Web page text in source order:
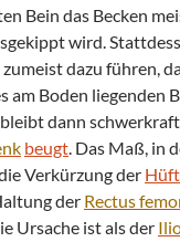
Bein das Becken
wird.
dazu führen,
am Boden liegenden
dann
beugt. Das Maß, in
Verkürzung der
der Rectus
Ursache ist als der